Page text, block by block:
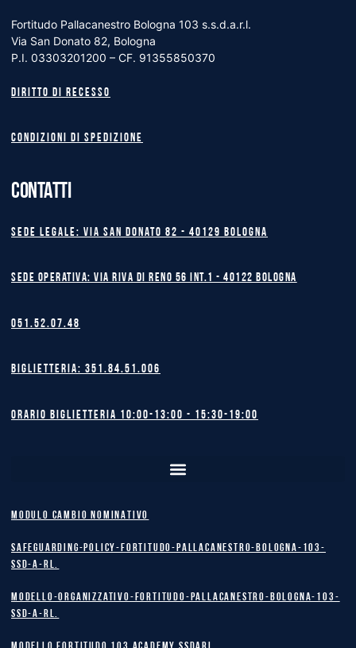
Fortitudo Pallacanestro Bologna 103 s.s.d.a.r.l.
Via San Donato 82, Bologna
P.I. 03303201200 – CF. 91355850370
Diritto di recesso
Condizioni di spedizione
CONTATTI
Sede legale: Via San Donato 82 - 40129 BOLOGNA
Sede operativa: Via Riva di Reno 56 int.1 - 40122 BOLOGNA
051.52.07.48
Biglietteria: 351.84.51.006
Orario biglietteria 10:00-13:00 - 15:30-19:00
MODULO CAMBIO NOMINATIVO
safeguarding-policy-Fortitudo-Pallacanestro-Bologna-103-
SSD-A-RL.
Modello-Organizzativo-Fortitudo-Pallacanestro-Bologna-103-
SSD-A-RL.